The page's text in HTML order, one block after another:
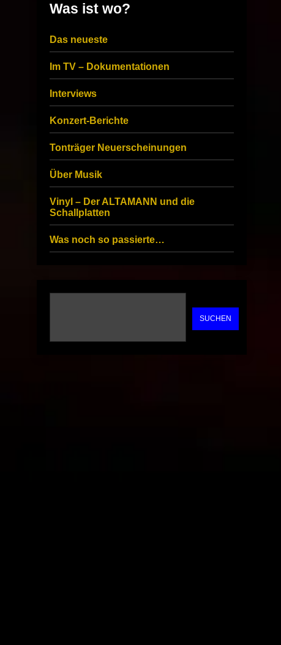
Was ist wo?
Das neueste
Im TV – Dokumentationen
Interviews
Konzert-Berichte
Tonträger Neuerscheinungen
Über Musik
Vinyl – Der ALTAMANN und die
Schallplatten
Was noch so passierte…
SUCHEN